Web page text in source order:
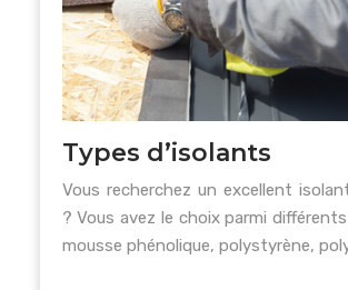
Types d’isolants
Vous recherchez un excellent
? Vous avez le choix parmi
mousse phénolique, polystyrène,